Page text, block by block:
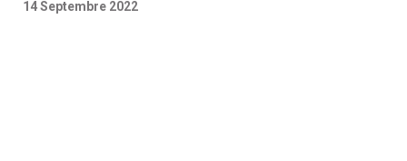
14 Septembre 2022